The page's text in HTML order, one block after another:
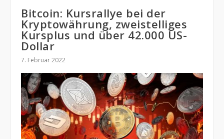
Bitcoin: Kursrallye bei der
Kryptowährung, zweistelliges
Kursplus und über 42.000 US-
Dollar
7. Februar 2022